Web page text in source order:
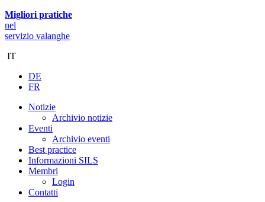
Migliori pratiche
nel
servizio valanghe
IT
DE
FR
Notizie
Archivio notizie
Eventi
Archivio eventi
Best practice
Informazioni SILS
Membri
Login
Contatti